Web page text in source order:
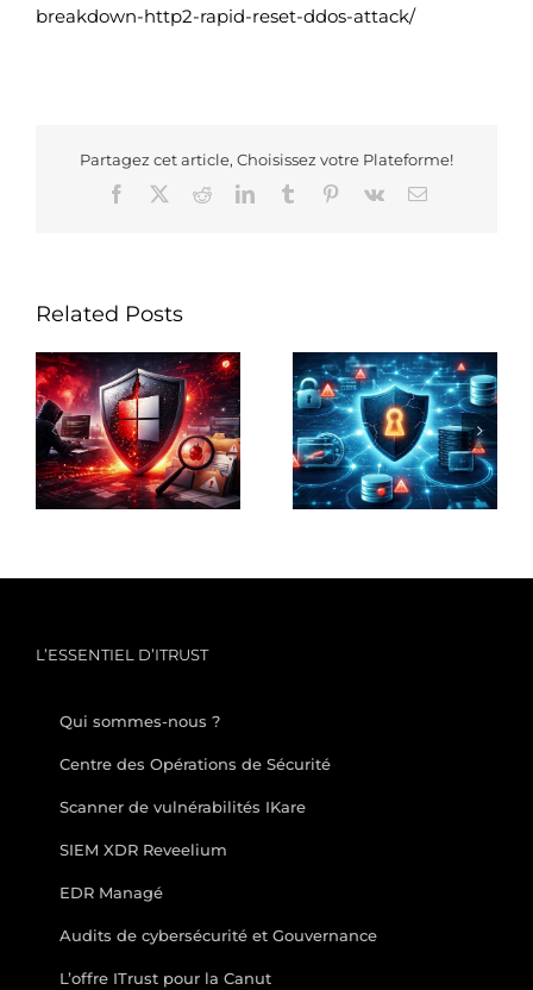
breakdown-http2-rapid-reset-ddos-attack/
Partagez cet article, Choisissez votre Plateforme!
Facebook
RedditLinkedInTumblr Pinterest
Vk Email
Related Posts
Top 5 des
vulnérabilités
réseau les plus
détectées chez nos
clients
Top 10 des
vulnérabilités
informatiques
préférées des
attaquants en 2023
L’ESSENTIEL D’ITRUST
Qui sommes-nous ?
Centre des Opérations de Sécurité
Scanner de vulnérabilités IKare
SIEM XDR Reveelium
EDR Managé
Audits de cybersécurité et Gouvernance
L’offre ITrust pour la Canut